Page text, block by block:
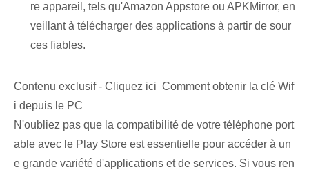
re appareil, tels qu'Amazon Appstore ou APKMirror, en
veillant à télécharger des applications à partir de sour
ces fiables.
Contenu exclusif - Cliquez ici Comment obtenir la clé Wif
i depuis le PC
N'oubliez pas que la compatibilité de votre téléphone port
able avec le Play Store est essentielle pour accéder à un
e grande variété d'applications et de services. Si vous ren